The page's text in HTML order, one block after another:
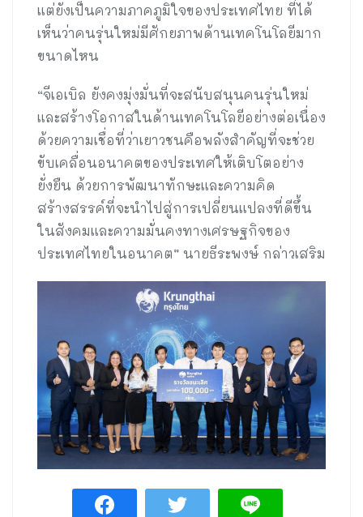
แต่ยังเป็นความภาคภูมิใจของประเทศไทย ที่ได้
เห็นว่าคนรุ่นใหม่มีศักยภาพด้านเทคโนโลยีมาก
ขนาดไหน
“จีเอเบิล ยังคงมุ่งมั่นที่จะสนับสนุนคนรุ่นใหม่
และสร้างโอกาสในด้านเทคโนโลยีอย่างต่อเนื่อง
ด้วยความเชื่อที่ว่าเยาวชนคือพลังสำคัญที่จะช่วย
ขับเคลื่อนอนาคตของประเทศให้เติบโตอย่าง
ยั่งยืน ด้วยการพัฒนาทักษะและความคิด
สร้างสรรค์ที่จะนำไปสู่การเปลี่ยนแปลงที่ดีขึ้น
ในสังคมและความมั่นคงทางเศรษฐกิจของ
ประเทศไทยในอนาคต” นายธีระพงษ์ กล่าวเสริม